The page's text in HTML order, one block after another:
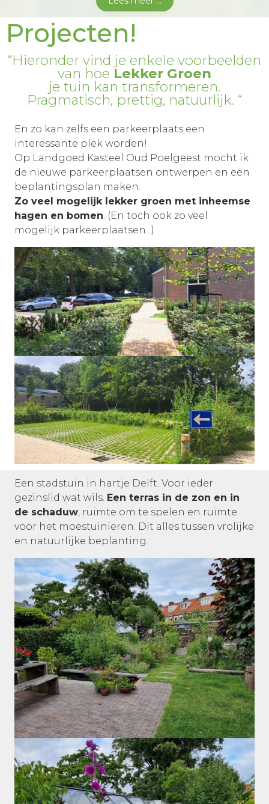
Projecten!
“Hieronder vind je enkele voorbeelden
van hoe Lekker Groen
je tuin kan transformeren.
Pragmatisch, prettig, natuurlijk. “
En zo kan zelfs een parkeerplaats een
interessante plek worden!
Op Landgoed Kasteel Oud Poelgeest mocht ik
de nieuwe parkeerplaatsen ontwerpen en een
beplantingsplan maken.
Zo veel mogelijk lekker groen met inheemse
hagen en bomen. (En toch ook zo veel
mogelijk parkeerplaatsen...)
Een stadstuin in hartje Delft. Voor ieder
gezinslid wat wils. Een terras in de zon en in
de schaduw, ruimte om te spelen en ruimte
voor het moestuinieren. Dit alles tussen vrolijke
en natuurlijke beplanting.